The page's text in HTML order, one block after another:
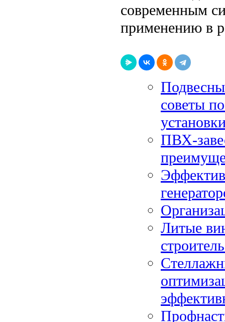
современным
применению в
советы
ПВХ-
Литые